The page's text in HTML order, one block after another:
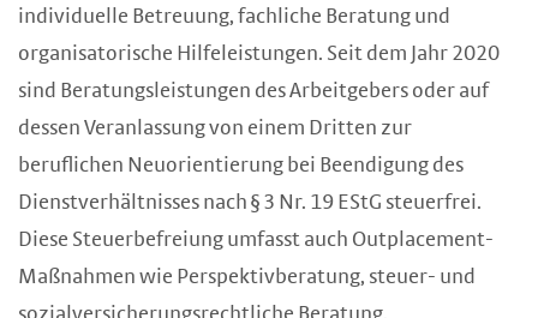
individuelle Betreuung, fachliche Beratung und
organisatorische Hilfeleistungen. Seit dem Jahr 2020
sind Beratungsleistungen des Arbeitgebers oder auf
dessen Veranlassung von einem Dritten zur
beruflichen Neuorientierung bei Beendigung des
Dienstverhältnisses nach § 3 Nr. 19 EStG steuerfrei.
Diese Steuerbefreiung umfasst auch Outplacement-
Maßnahmen wie Perspektivberatung, steuer- und